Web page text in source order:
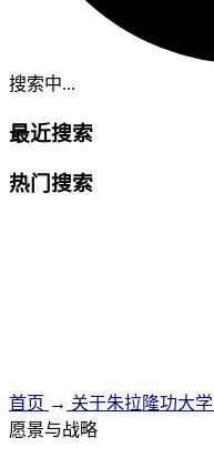
搜索中...
最近搜索
热门搜索
首页 → 关于朱拉隆功大学
愿景与战略